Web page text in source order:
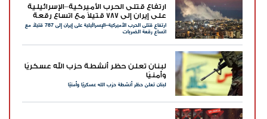
ارتفاع قتلى الحرب الأميركية–الإسرائيلية
على إيران إلى 787 قتيلاً مع اتساع رقعة
الضربات
ارتفاع قتلى الحرب الأميركية–الإسرائيلية على إيران إلى 787 قتيلاً مع
اتساع رقعة الضربات
لبنان تعلن حظر أنشطة حزب الله عسكريًا
وأمنيًا
لبنان تعلن حظر أنشطة حزب الله عسكريًا وأمنيًا